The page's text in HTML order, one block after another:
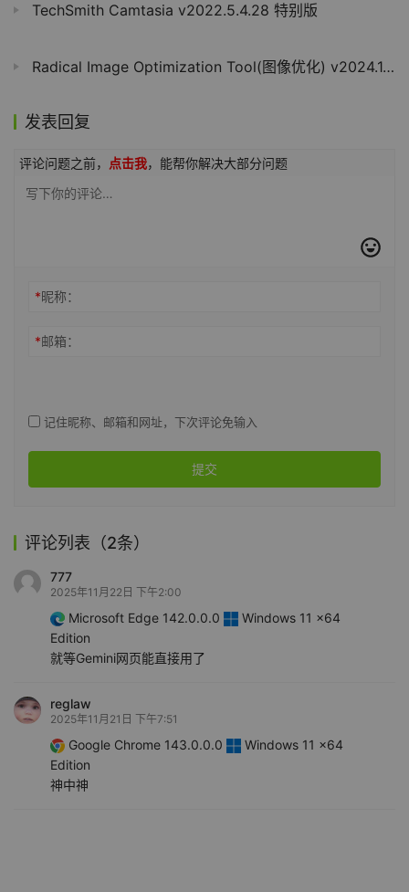
TechSmith Camtasia v2022.5.4.28 特别版
Radical Image Optimization Tool(图像优化) v2024.1.0 绿色版
发表回复
评论问题之前， 点击我，能帮你解决大部分问题
*昵称：
*邮箱：
记住昵称、邮箱和网址，下次评论免输入
提交
评论列表（2条）
777
2025年11月22日 下午2:00
Microsoft Edge 142.0.0.0
Windows 11 x64
Edition
就等Gemini网页能直接用了
reglaw
2025年11月21日 下午7:51
Google Chrome 143.0.0.0
Windows 11 x64
Edition
神中神